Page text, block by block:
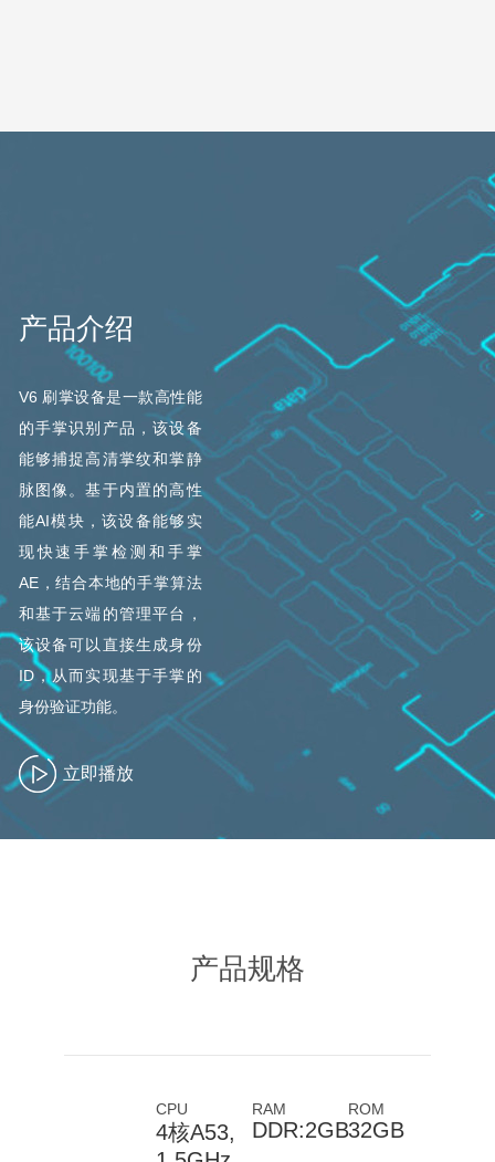
产品介绍
V6 刷掌设备是一款高性能
的手掌识别产品，该设备
能够捕捉高清掌纹和掌静
脉图像。基于内置的高性
能AI模块，该设备能够实
现快速手掌检测和手掌
AE，结合本地的手掌算法
和基于云端的管理平台，
该设备可以直接生成身份
ID，从而实现基于手掌的
身份验证功能。
立即播放
产品规格
CPU
4核A53,
RAM
DDR:2GB
ROM
32GB